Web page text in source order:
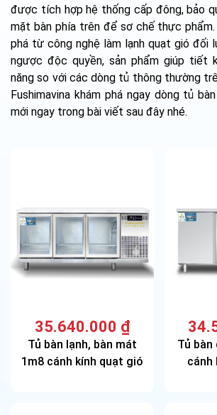
được tích hợp hệ thống cấp đông, bảo
mặt bàn phía trên để sơ chế thực
phá từ công nghệ làm lạnh quạt gió đối
ngược độc quyền, sản phẩm giúp tiết
năng so với các dòng tủ thông thường
Fushimavina khám phá ngay dòng tủ
mới ngay trong bài viết sau đây nhé.
Tủ bàn lạnh, bàn mát
1m8 cánh kính quạt gió
35.640.000 ₫
Tủ
cánh